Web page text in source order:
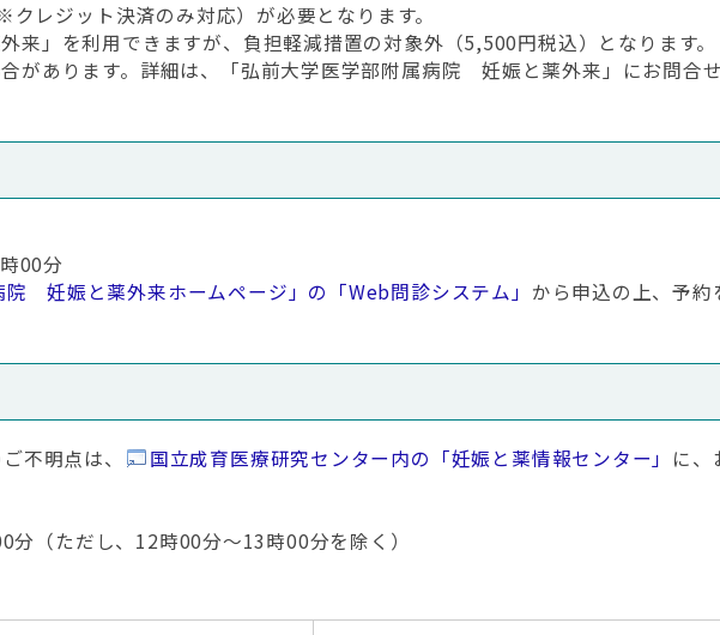
レジット決済のみ対応）が必要となります。
来」を利用できますが、負担軽減措置の対象外（5,500円税込）となります。
があります。詳細は、「弘前大学医学部附属病院 妊娠と薬外来」にお問合せ
00分
妊娠と薬外来ホームページ」の「Web問診システム」 から申込の上、予約
不明点は、 国立成育医療研究センター内の「妊娠と薬情報センター」 に、
（ただし、12時00分～13時00分を除く）